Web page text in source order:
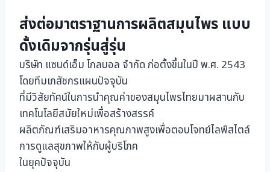
ส่งต่อมาตราฐานการผลิตสมุนไพร แบบ
ดั้งเดิมจากรุ่นสู่รุ่น
บริษัท แซนด์เอ็ม โกลบอล จำกัด ก่อตั้งขึ้นในปี พ.ศ. 2543
โดยทีมเภสัชกรแผนปัจจุบัน
ที่มีวิสัยทัศน์ในการนำคุณค่าของสมุนไพรไทยมาผสานกับ
เทคโนโลยีสมัยใหม่เพื่อสร้างสรรค์
ผลิตภัณฑ์เสริมอาหารคุณภาพสูงเพื่อตอบโจทย์ไลฟ์สไตล์
การดูแลสุขภาพให้กับผู้บริโภค
ในยุคปัจจุบัน